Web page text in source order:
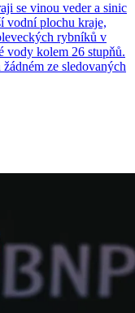
se vinou veder a sinic
vodní plochu kraje,
rybníků v
vody kolem 26 stupňů.
ze sledovaných